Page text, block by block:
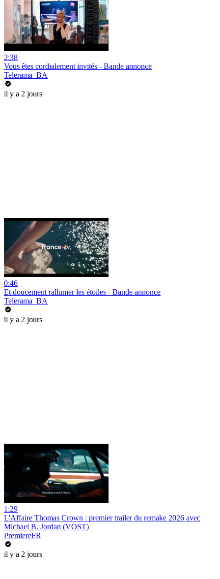
2:38
Vous êtes cordialement invités - Bande annonce
Telerama_BA
il y a 2 jours
0:46
Et doucement rallumer les étoiles - Bande annonce
Telerama_BA
il y a 2 jours
1:29
L'Affaire Thomas Crown : premier trailer du remake 2026 avec
Michael B. Jordan (VOST)
PremiereFR
il y a 2 jours